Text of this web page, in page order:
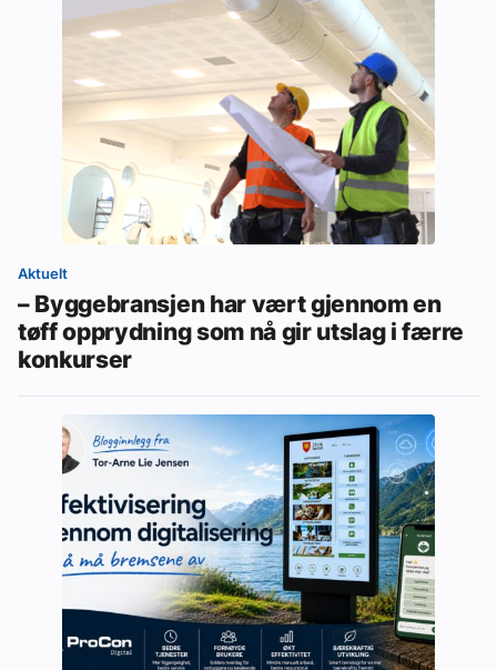
Aktuelt
– Byggebransjen har vært gjennom en
tøff opprydning som nå gir utslag i færre
konkurser